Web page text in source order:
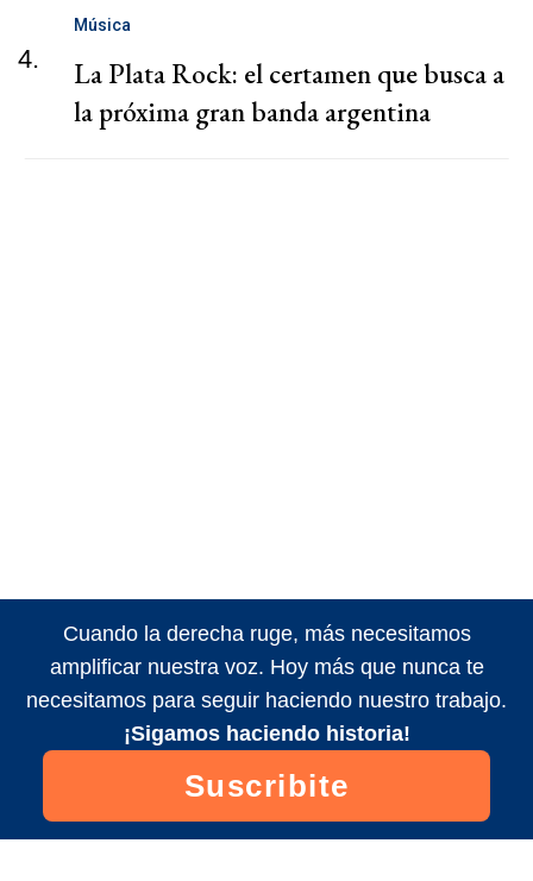
4.
Música
La Plata Rock: el certamen que busca a
la próxima gran banda argentina
Cuando la derecha ruge, más necesitamos
amplificar nuestra voz. Hoy más que nunca te
necesitamos para seguir haciendo nuestro trabajo.
¡Sigamos haciendo historia!
Suscribite